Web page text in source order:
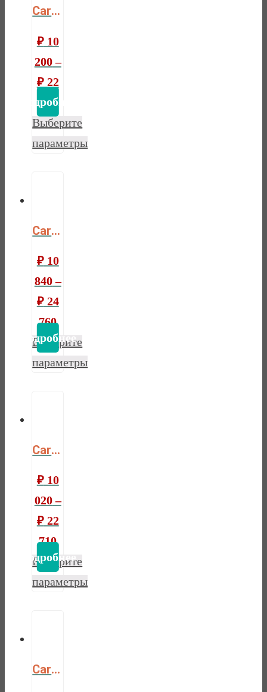
Cardinal
₽10
200–
₽22
770
Выберите
параметры
Cardinal cocos
₽10
840–
₽24
760
Выберите
параметры
Cardinal hollo
₽10
020–
₽22
710
Выберите
параметры
Cardinal latex